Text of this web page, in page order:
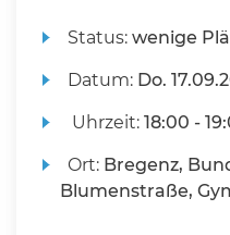
Status:wenige
Datum: Do.
Uhrzeit:18:00 -
Ort: Bregenz,
Blumenstraße,